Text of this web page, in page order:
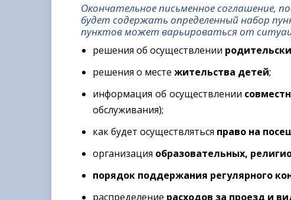
Окончательное письменное соглашение,
будет содержать определенный набор
пунктов может варьироваться от
решения об осуществлении
решения о месте жительства детей;
информация об осуществлении
обслуживания);
как будет осуществляться право на
организация образовательных,
порядок поддержания регулярного
распределение расходов за проезд и